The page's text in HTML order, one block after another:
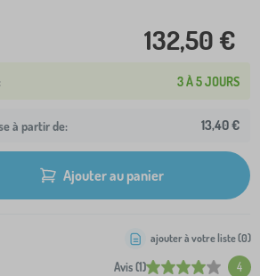
132,50 €
3 À 5 JOURS
à partir de: 13,40 €
Ajouter au panier
Avis (1) 4
ajouter à votre liste (0)